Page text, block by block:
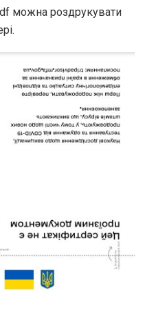
можна роздрукувати